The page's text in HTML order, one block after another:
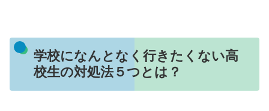
学校になんとなく行きたくない高
校生の対処法５つとは？